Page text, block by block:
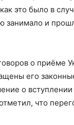
это было в
занимало и
о приёме
его
о
что